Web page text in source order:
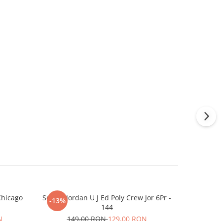
-13%
Sosete Jordan U J Ed Poly Crew Jor 6Pr -
144
149,00 RON129,00 RON